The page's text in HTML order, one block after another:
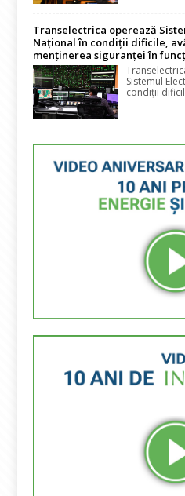
Transelectrica operează
Național în condiții dificile,
menținerea siguranței în
Sistemul
condiții